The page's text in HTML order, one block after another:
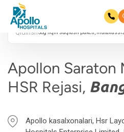
Asosiy mundarijaga
reytingi
Qidirish
Apollon Saraton
HSR Rejasi,
Apollo kasalxonalari, Hsr